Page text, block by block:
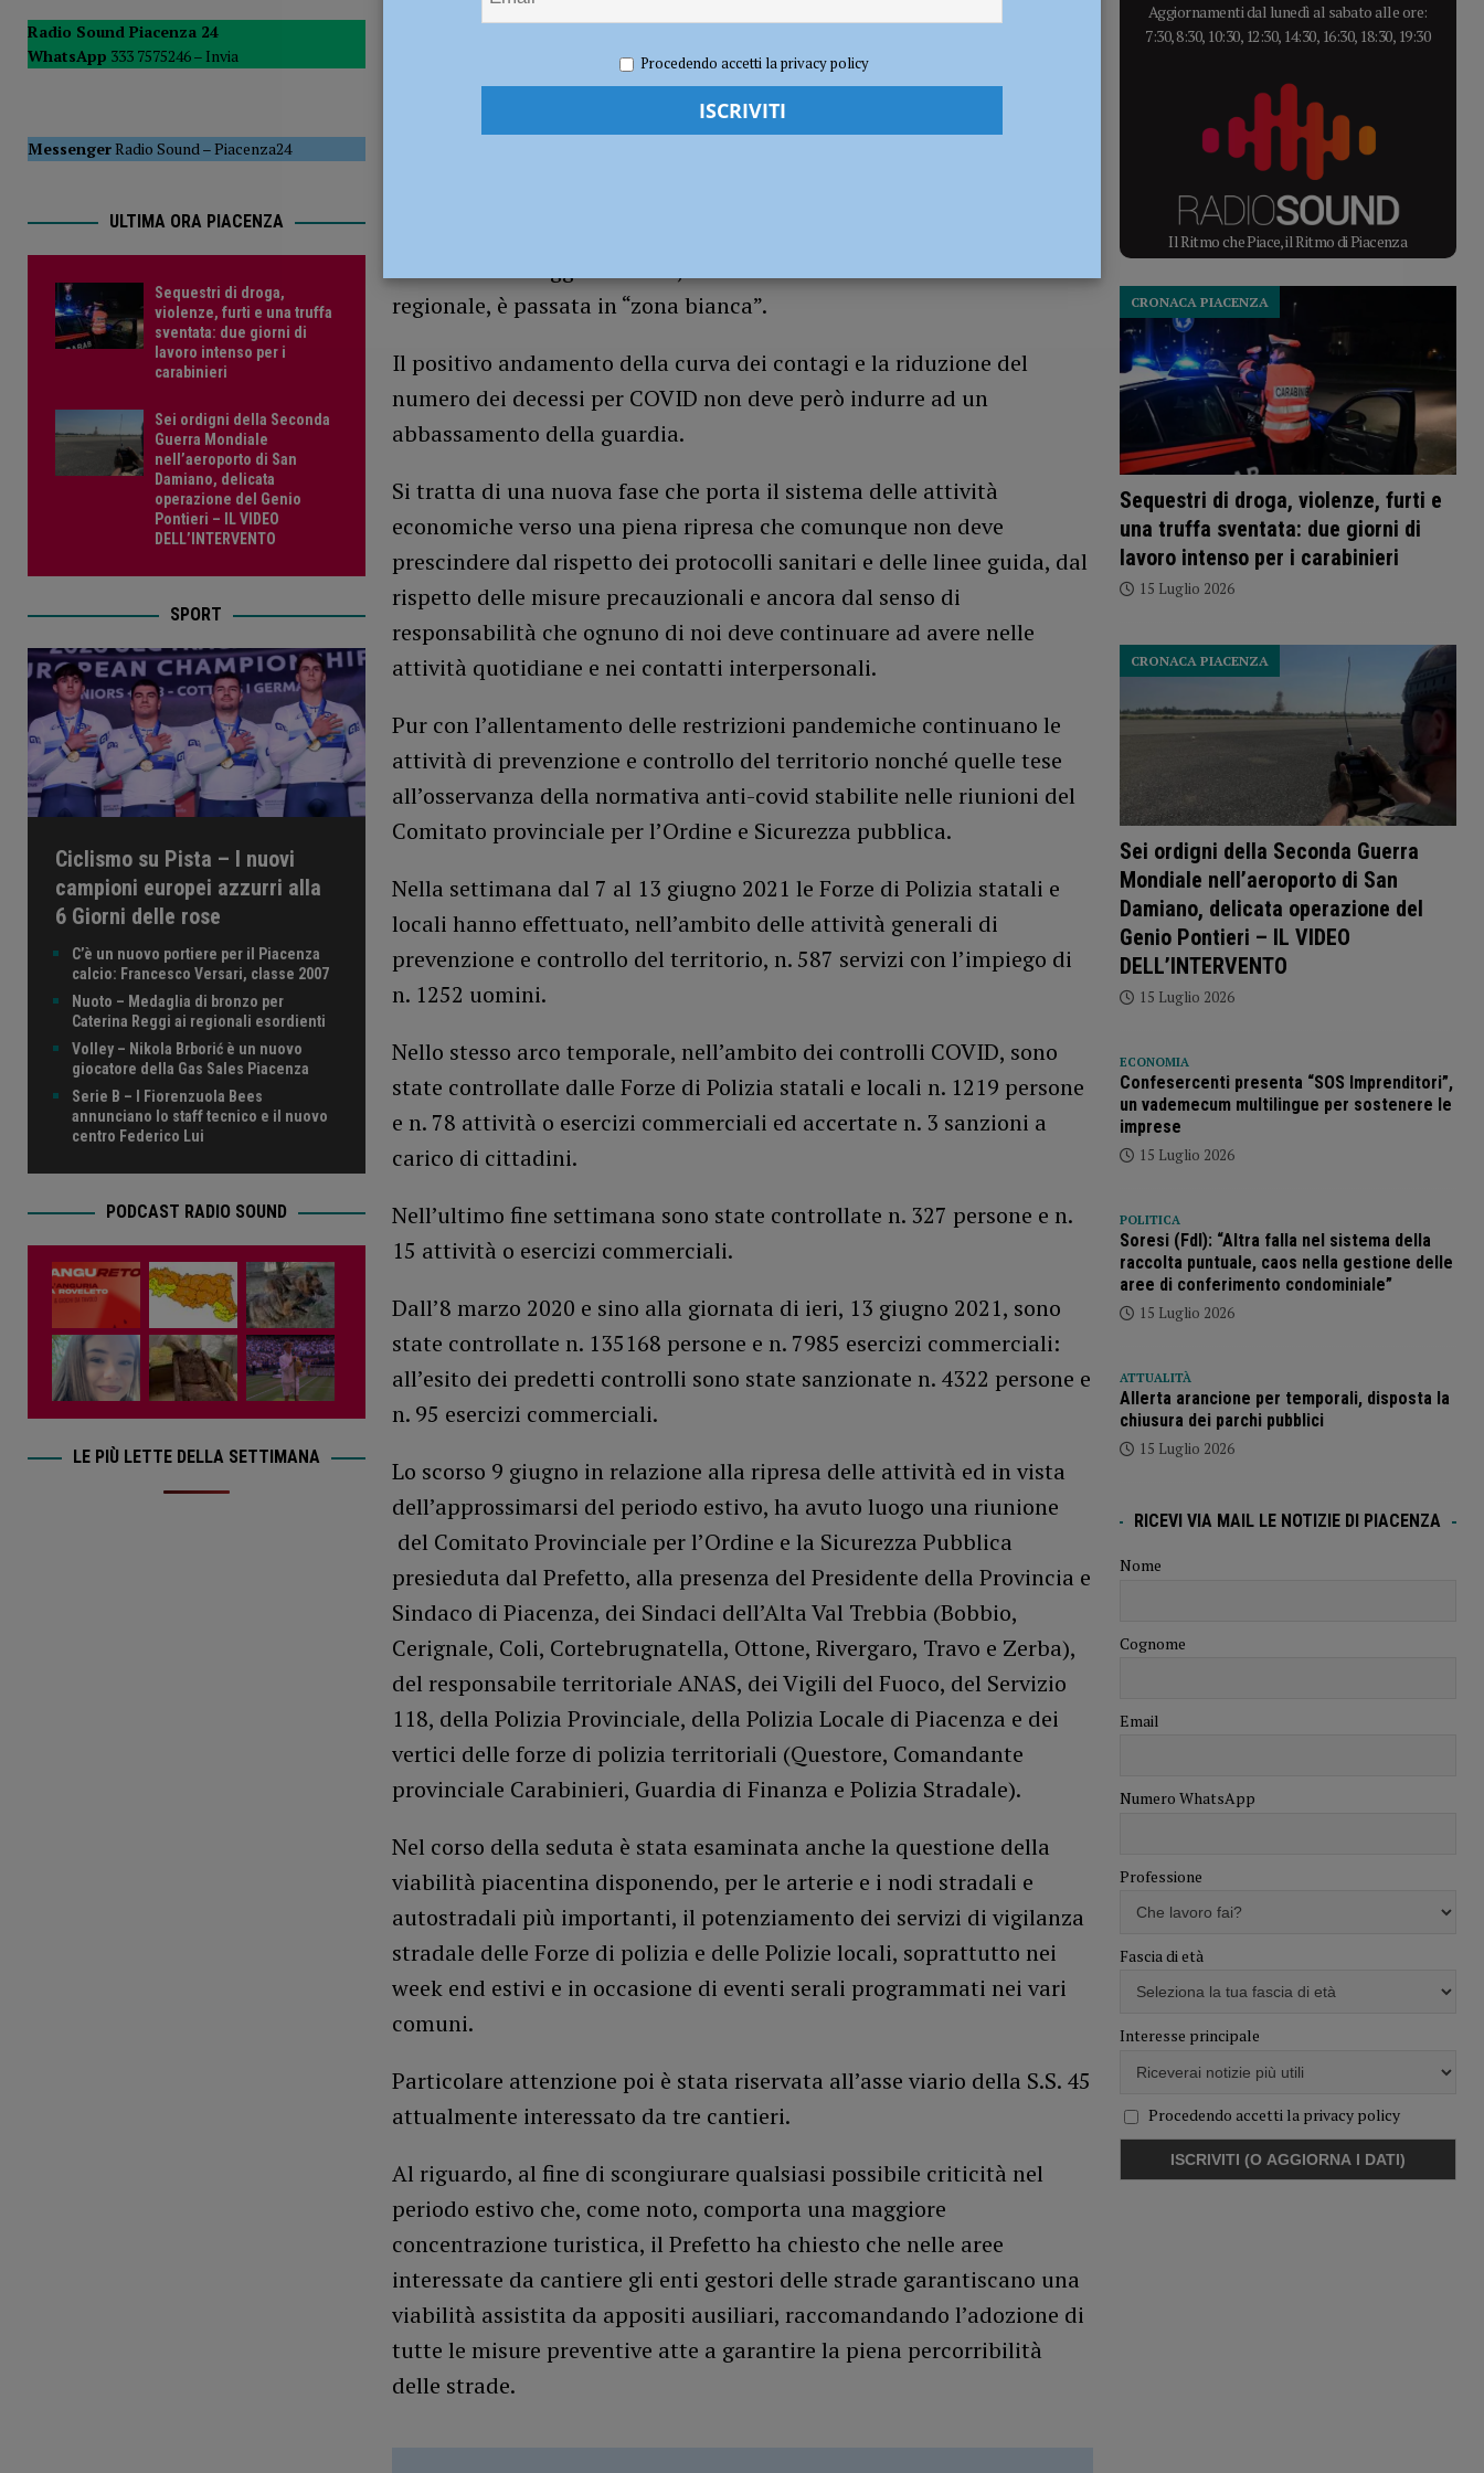
[ 15 Luglio 2026 ] Allerta arancione per temporali, disposta la chiusura dei parchi pubblici ATTUALITÀ
[ 15 Luglio 2026 ] Ciclismo su Pista – I nuovi campioni europei azzurri alla 6 Giorni delle rose CICLISMO
Redazione FG Cronaca Piacenza
regionale, è passata in “zona bianca”.
Il positivo andamento della curva dei contagi e la riduzione del
numero dei decessi per COVID non deve però indurre ad un
abbassamento della guardia.
Si tratta di una nuova fase che porta il sistema delle attività
economiche verso una piena ripresa che comunque non deve
prescindere dal rispetto dei protocolli sanitari e delle linee guida, dal
rispetto delle misure precauzionali e ancora dal senso di
responsabilità che ognuno di noi deve continuare ad avere nelle
attività quotidiane e nei contatti interpersonali.
Pur con l’allentamento delle restrizioni pandemiche continuano le
attività di prevenzione e controllo del territorio nonché quelle tese
all’osservanza della normativa anti-covid stabilite nelle riunioni del
Comitato provinciale per l’Ordine e Sicurezza pubblica.
Nella settimana dal 7 al 13 giugno 2021 le Forze di Polizia statali e
locali hanno effettuato, nell’ambito delle attività generali di
prevenzione e controllo del territorio, n. 587 servizi con l’impiego di
n. 1252 uomini.
Nello stesso arco temporale, nell’ambito dei controlli COVID, sono
state controllate dalle Forze di Polizia statali e locali n. 1219 persone
e n. 78 attività o esercizi commerciali ed accertate n. 3 sanzioni a
carico di cittadini.
Nell’ultimo fine settimana sono state controllate n. 327 persone e n.
15 attività o esercizi commerciali.
Dall’8 marzo 2020 e sino alla giornata di ieri, 13 giugno 2021, sono
state controllate n. 135168 persone e n. 7985 esercizi commerciali:
all’esito dei predetti controlli sono state sanzionate n. 4322 persone e
n. 95 esercizi commerciali.
Lo scorso 9 giugno in relazione alla ripresa delle attività ed in vista
dell’approssimarsi del periodo estivo, ha avuto luogo una riunione
del Comitato Provinciale per l’Ordine e la Sicurezza Pubblica
presieduta dal Prefetto, alla presenza del Presidente della Provincia e
Sindaco di Piacenza, dei Sindaci dell’Alta Val Trebbia (Bobbio,
Cerignale, Coli, Cortebrugnatella, Ottone, Rivergaro, Travo e Zerba),
del responsabile territoriale ANAS, dei Vigili del Fuoco, del Servizio
118, della Polizia Provinciale, della Polizia Locale di Piacenza e dei
vertici delle forze di polizia territoriali (Questore, Comandante
provinciale Carabinieri, Guardia di Finanza e Polizia Stradale).
Nel corso della seduta è stata esaminata anche la questione della
viabilità piacentina disponendo, per le arterie e i nodi stradali e
autostradali più importanti, il potenziamento dei servizi di vigilanza
stradale delle Forze di polizia e delle Polizie locali, soprattutto nei
week end estivi e in occasione di eventi serali programmati nei vari
comuni.
Particolare attenzione poi è stata riservata all’asse viario della S.S. 45
attualmente interessato da tre cantieri.
Al riguardo, al fine di scongiurare qualsiasi possibile criticità nel
periodo estivo che, come noto, comporta una maggiore
concentrazione turistica, il Prefetto ha chiesto che nelle aree
interessate da cantiere gli enti gestori delle strade garantiscano una
viabilità assistita da appositi ausiliari, raccomandando l’adozione di
tutte le misure preventive atte a garantire la piena percorribilità
delle strade.
Radio Sound Piacenza 24
WhatsApp 333 7575246 – Invia
MessengerRadio Sound–Piacenza24
ULTIMA ORA PIACENZA
Sequestri di droga,
violenze, furti e una truffa
sventata: due giorni di
lavoro intenso per i
carabinieri
Sei ordigni della Seconda
Guerra Mondiale
nell’aeroporto di San
Damiano, delicata
operazione del Genio
Pontieri – IL VIDEO
DELL’INTERVENTO
SPORT
Ciclismo su Pista – I nuovi
campioni europei azzurri alla
6 Giorni delle rose
C’è un nuovo portiere per il Piacenza
calcio: Francesco Versari, classe 2007
Nuoto – Medaglia di bronzo per
Caterina Reggi ai regionali esordienti
Volley – Nikola Brborić è un nuovo
giocatore della Gas Sales Piacenza
Serie B – I Fiorenzuola Bees
annunciano lo staff tecnico e il nuovo
centro Federico Lui
PODCAST RADIO SOUND
LE PIÙ LETTE DELLA SETTIMANA
Aggiornamenti dal lunedì al sabato alle ore:
7:30, 8:30, 10:30, 12:30, 14:30, 16:30, 18:30, 19:30
Il Ritmo che Piace, il Ritmo di Piacenza
Sequestri di droga, violenze, furti e
una truffa sventata: due giorni di
lavoro intenso per i carabinieri
CRONACA PIACENZA
15 Luglio 2026
Sei ordigni della Seconda Guerra
Mondiale nell’aeroporto di San
Damiano, delicata operazione del
Genio Pontieri – IL VIDEO
DELL’INTERVENTO
CRONACA PIACENZA
15 Luglio 2026
ECONOMIA
Confesercenti presenta “SOS Imprenditori”,
un vademecum multilingue per sostenere le
imprese
15 Luglio 2026
POLITICA
Soresi (FdI): “Altra falla nel sistema della
raccolta puntuale, caos nella gestione delle
aree di conferimento condominiale”
15 Luglio 2026
ATTUALITÀ
Allerta arancione per temporali, disposta la
chiusura dei parchi pubblici
15 Luglio 2026
RICEVI VIA MAIL LE NOTIZIE DI PIACENZA
Nome
Cognome
Email
Numero WhatsApp
Professione
Fascia di età
Interesse principale
Procedendo accetti la privacy policy
Procedendo accetti la privacy policy